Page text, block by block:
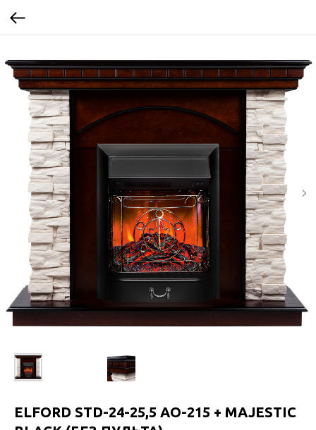
ELFORD STD-24-25,5 AO-215 + MAJESTIC